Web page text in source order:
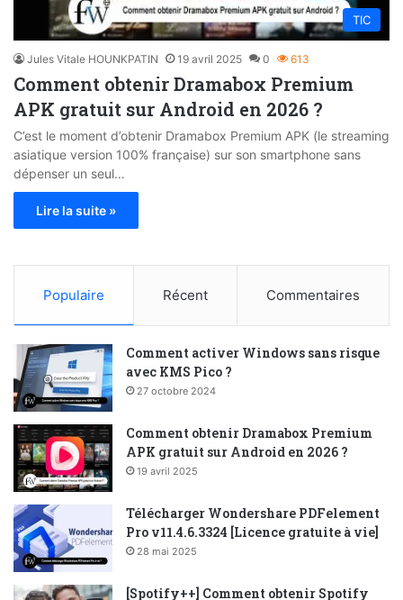
TIC
Jules Vitale HOUNKPATIN 19 avril 2025 0 613
Comment obtenir Dramabox Premium
APK gratuit sur Android en 2026 ?
C’est le moment d’obtenir Dramabox Premium APK (le streaming
asiatique version 100% française) sur son smartphone sans
dépenser un seul…
Lire la suite »
Populaire Récent Commentaires
Comment activer Windows sans risque
avec KMS Pico ?
27 octobre 2024
Comment obtenir Dramabox Premium
APK gratuit sur Android en 2026 ?
19 avril 2025
Télécharger Wondershare PDFelement
Pro v11.4.6.3324 [Licence gratuite à vie]
28 mai 2025
[Spotify++] Comment obtenir Spotify